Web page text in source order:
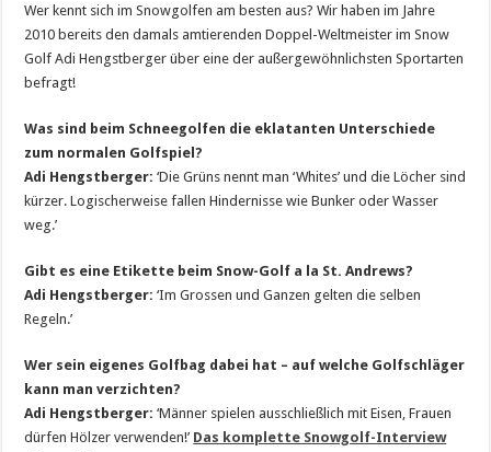
Wer kennt sich im Snowgolfen am besten aus? Wir haben im Jahre
2010 bereits den damals amtierenden Doppel-Weltmeister im Snow
Golf Adi Hengstberger über eine der außergewöhnlichsten Sportarten
befragt!
Was sind beim Schneegolfen die eklatanten Unterschiede
zum normalen Golfspiel?
Adi Hengstberger:‘Die Grüns nennt man ‘Whites’ und die Löcher sind
kürzer. Logischerweise fallen Hindernisse wie Bunker oder Wasser
weg.’
Gibt es eine Etikette beim Snow-Golf a la St. Andrews?
Adi Hengstberger:‘Im Grossen und Ganzen gelten die selben
Regeln.’
Wer sein eigenes Golfbag dabei hat – auf welche Golfschläger
kann man verzichten?
Adi Hengstberger:‘Männer spielen ausschließlich mit Eisen, Frauen
dürfen Hölzer verwenden!’ Das komplette Snowgolf-Interview